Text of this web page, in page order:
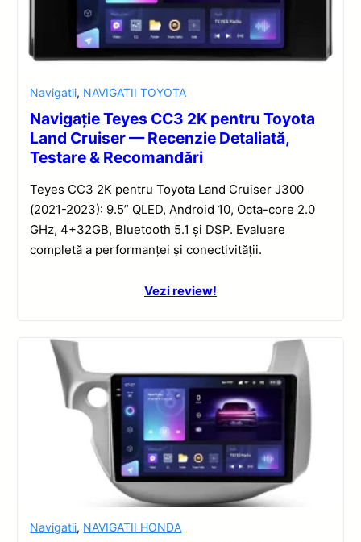
Navigatii, NAVIGATII TOYOTA
Navigație Teyes CC3 2K pentru Toyota
Land Cruiser — Recenzie Detaliată,
Testare & Recomandări
Teyes CC3 2K pentru Toyota Land Cruiser J300
(2021-2023): 9.5” QLED, Android 10, Octa-core 2.0
GHz, 4+32GB, Bluetooth 5.1 și DSP. Evaluare
completă a performanței și conectivității.
Vezi review!
Navigatii, NAVIGATII HONDA